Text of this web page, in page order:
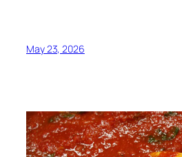
May 23, 2026